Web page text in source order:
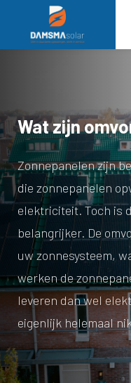
Wat zijn
Zonnepanelen zijn
die zonnepanelen
elektriciteit. Toch is
belangrijker. De
uw zonnesysteem,
werken de
leveren dan wel
eigenlijk helemaal